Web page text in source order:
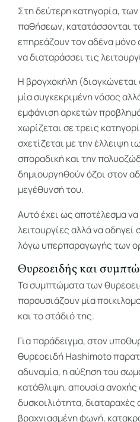
Στη δεύτερη κατηγορία,
παθήσεων, κατατάσσονται
επηρεάζουν τον αδένα μόνο
να διαταράσσει τις
Η βρογχοκήλη (διογκώνεται
μία συγκεκριμένη νόσος
εμφάνιση αρκετών
χωρίζεται σε τρεις
σχετίζεται με την έλλειψη
σποραδική και την
δημιουργηθούν όζοι στον
μεγέθυνσή του.
Αυτό έχει ως αποτέλεσμα να
λειτουργίες αλλά να
λόγω υπερπαραγωγής των
Θυρεοειδής και
Τα συμπτώματα των
παρουσιάζουν μία
και το στάδιό της.
Για παράδειγμα, στον
θυρεοειδή Hashimoto
αδυναμία, η αύξηση του
κατάθλιψη, απουσία
δυσκοιλιότητα, διαταραχές
βραχνιασμένη φωνή,